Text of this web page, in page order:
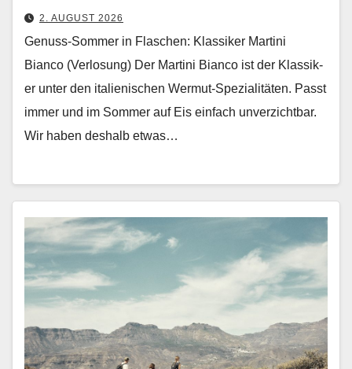
2. AUGUST 2026
Genuss-Sommer in Flaschen: Klassiker Martini
Bianco (Verlosung) Der Mar­ti­ni Bian­co ist der Klas­sik­
er unter den ital­ienis­chen Wer­mut-Spezial­itäten. Passt
immer und im Som­mer auf Eis ein­fach unverzicht­bar.
Wir haben deshalb etwas…